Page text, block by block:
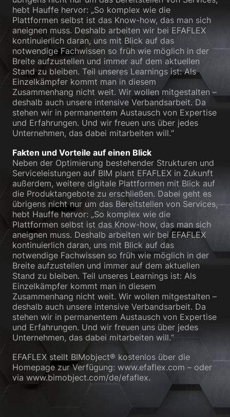
hebt Hauffe hervor: „So komplex wie die
Plattformen selbst ist das Know-how, das man sich
aneignen muss. Deshalb arbeiten wir bei EFAFLEX
kontinuierlich daran, uns mit Blick auf das
notwendige Fachwissen so früh wie möglich in der
Breite aufzustellen und immer auf dem aktuellen
Stand zu bleiben. Teil unseres Learnings ist: Als
Einzelkämpfer kommt man in diesem
Zusammenhang nicht weit. Wir wollen mitgestalten –
deshalb auch unsere intensive Verbandsarbeit. Da
stehen wir in permanentem Austausch von Expertise
und Erfahrungen. Und wir freuen uns über jedes
Unternehmen, das dabei mitarbeiten will.“
Fakten und Vorteile auf einen Blick
Neben der Optimierung bestehender Strukturen und
Serviceleistungen auf BIM plant EFAFLEX in Zukunft
außerdem, weitere digitale Plattformen mit Blick auf
die Produktangebote zu erschließen. Dabei geht es
übrigens nicht nur um das Bereitstellen von Services,
hebt Hauffe hervor: „So komplex wie die
Plattformen selbst ist das Know-how, das man sich
aneignen muss. Deshalb arbeiten wir bei EFAFLEX
kontinuierlich daran, uns mit Blick auf das
notwendige Fachwissen so früh wie möglich in der
Breite aufzustellen und immer auf dem aktuellen
Stand zu bleiben. Teil unseres Learnings ist: Als
Einzelkämpfer kommt man in diesem
Zusammenhang nicht weit. Wir wollen mitgestalten –
deshalb auch unsere intensive Verbandsarbeit. Da
stehen wir in permanentem Austausch von Expertise
und Erfahrungen. Und wir freuen uns über jedes
Unternehmen, das dabei mitarbeiten will.“
EFAFLEX stellt BIMobject® kostenlos über die
Homepage zur Verfügung: www.efaflex.com – oder
via www.bimobject.com/de/efaflex.